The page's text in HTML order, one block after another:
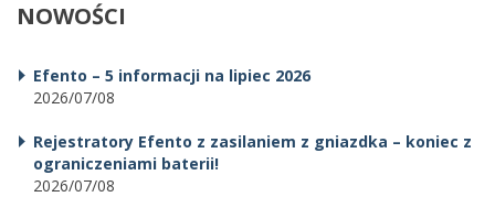
NOWOŚCI
Efento – 5 informacji na lipiec 2026
2026/07/08
Rejestratory Efento z zasilaniem z gniazdka – koniec z
ograniczeniami baterii!
2026/07/08